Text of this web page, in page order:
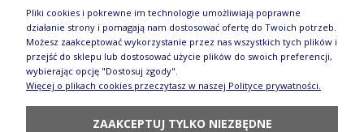
Mlecznik V 0,25 L Bolesławiec GU711DEK42
Pliki cookies i pokrewne im technologie umożliwiają poprawne
działanie strony i pomagają nam dostosować ofertę do Twoich potrzeb.
Możesz zaakceptować wykorzystanie przez nas wszystkich tych plików i
przejść do sklepu lub dostosować użycie plików do swoich preferencji,
wybierając opcję "Dostosuj zgody".
Więcej o plikach cookies przeczytasz w naszej Polityce prywatności.
ZAAKCEPTUJ TYLKO NIEZBĘDNE